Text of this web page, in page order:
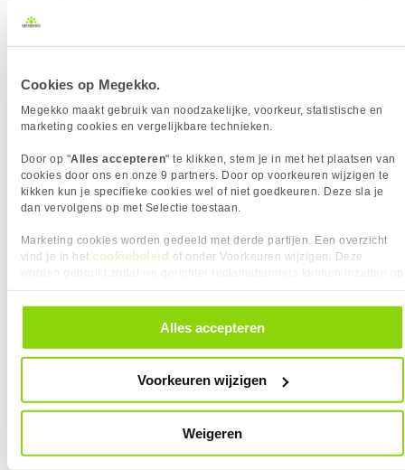
Cookies op Megekko.
Megekko maakt gebruik van noodzakelijke, voorkeur, statistische en
marketing cookies en vergelijkbare technieken.
Door op "Alles accepteren" te klikken, stem je in met het plaatsen van
cookies door ons en onze 9 partners. Door op voorkeuren wijzigen te
kikken kun je specifieke cookies wel of niet goedkeuren. Deze sla je
dan vervolgens op met Selectie toestaan.
Marketing cookies worden gedeeld met derde partijen. Een overzicht
vind je in het cookiebeleid of onder Voorkeuren wijzigen. Deze
alle cookies. Je kunt je gegeven toestemming altijd intrekken, dit doe je
door in de footer van onze website te klikken op ‘Cookievoorkeuren’
Alles accepteren
Voorkeuren wijzigen
Weigeren
Vergelijk product
MSI MAG 242C 24" Full-HD 180Hz
Curved VA Gaming Monitor
2 119,-
MSI
Scherm Diagonaal
24.0 inch (61.0cm)
Refresh Rate
180 Hz
VA
HDR Type
HDR Ready